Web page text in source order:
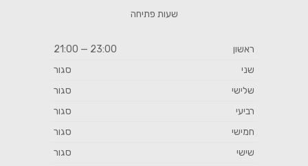
שעות פתיחה
ראשון
23:00 — 21:00
שני
סגור
שלישי
סגור
רביעי
סגור
חמישי
סגור
שישי
סגור